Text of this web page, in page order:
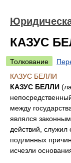
КАЗУС
Толкование
КАЗУС БЕЛЛИ
КАЗУС БЕЛЛИ
между
являлся
действий,
подлинных
исчезли